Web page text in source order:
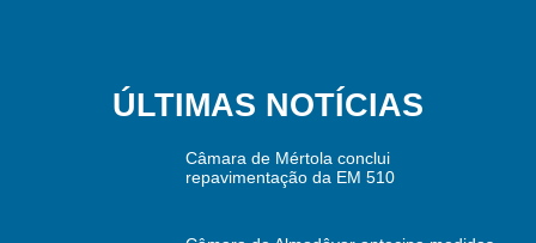
ÚLTIMAS NOTÍCIAS
Câmara de Mértola conclui
repavimentação da EM 510